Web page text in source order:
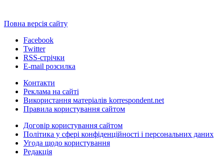
Повна версія сайту
Facebook
Twitter
RSS-стрічки
E-mail розсилка
Контакти
Реклама на сайті
Використання матеріалів korrespondent.net
Правила користування сайтом
Договір користування сайтом
Політика у сфері конфіденційності і персональних даних
Угода щодо користування
Редакція